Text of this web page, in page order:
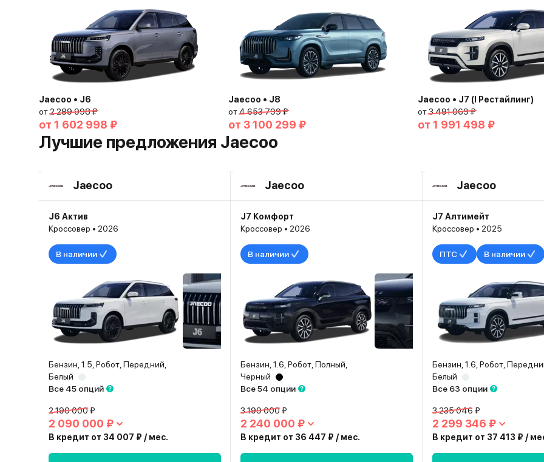
Jaecoo • J6
от2 289 998 ₽
от 1 602 998 ₽
Jaecoo • J8
от4 653 799 ₽
от 3 100 299 ₽
Jaecoo • J7 (I Рестайлинг)
от3 491 069 ₽
от 1 991 498 ₽
Лучшие предложения Jaecoo
Jaecoo
J6 Актив
Кроссовер • 2026
В наличии
Бензин, 1.5, Робот, Передний,
Белый
Все 45 опций
2 190 000 ₽
2 090 000 ₽
В кредит от 34 007 ₽ / мес.
Jaecoo
J7 Комфорт
Кроссовер • 2026
В наличии
Бензин, 1.6, Робот, Полный,
Черный
Все 54 опции
3 199 000 ₽
2 240 000 ₽
В кредит от 36 447 ₽ / мес.
Jaecoo
J7 Алтимейт
Кроссовер • 2025
ПТС В наличии
Бензин, 1.6, Робот,
Белый
Все 63 опции
3 235 046 ₽
2 299 346 ₽
В кредит от 37 413 ₽ /